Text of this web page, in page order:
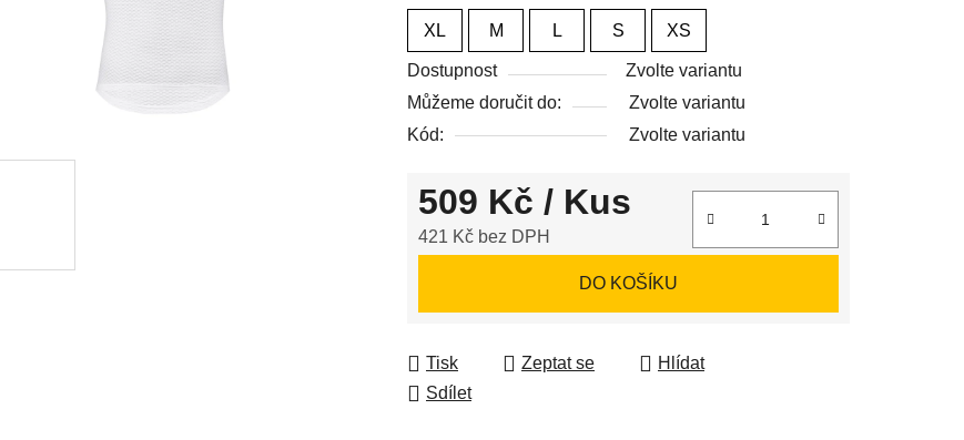
0,0
XL M L S XS
Dostupnost
Zvolte variantu
Můžeme doručit do:
Zvolte variantu
Kód:
Zvolte variantu
509 Kč / Kus
421 Kč bez DPH
DO KOŠÍKU
Tisk Zeptat se
Hlídat
Sdílet